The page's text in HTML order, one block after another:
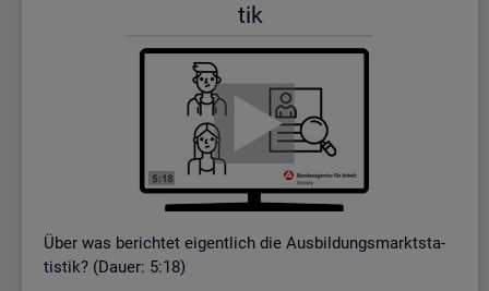
tik
Über was be­rich­tet ei­gent­lich die Aus­bil­dungs­markt­sta­
tis­tik? (Dauer: 5:18)